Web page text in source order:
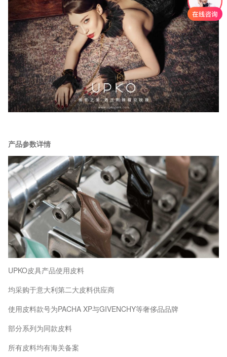
产品参数详情
UPKO皮具产品使用皮料
均采购于意大利第二大皮料供应商
使用皮料款号为PACHA XP与GIVENCHY等奢侈品品牌
部分系列为同款皮料
所有皮料均有海关备案